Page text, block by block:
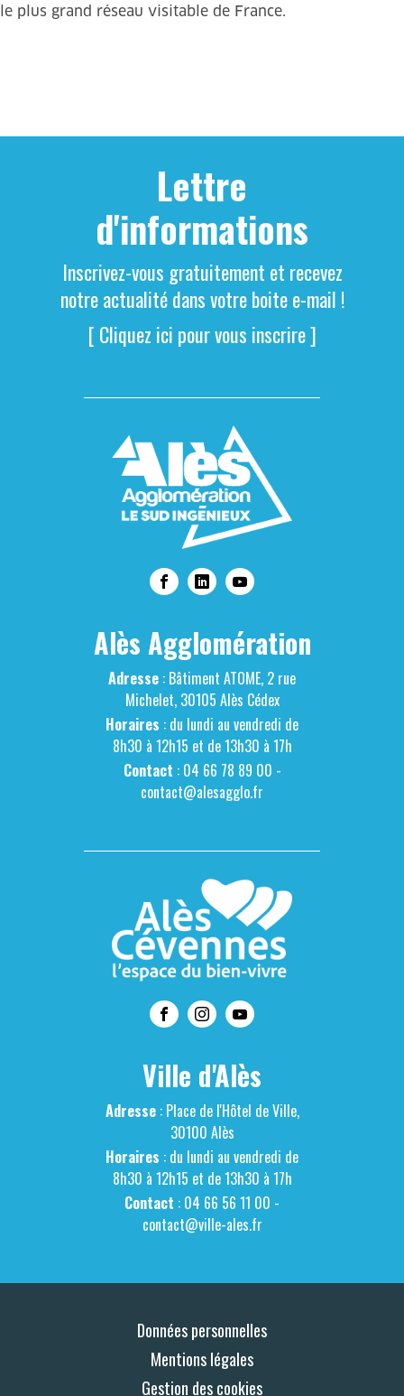
le plus grand réseau visitable de France.
Lettre
d'informations
Inscrivez-vous gratuitement et recevez
notre actualité dans votre boite e-mail !
[ Cliquez ici pour vous inscrire ]
Alès Agglomération
Adresse : Bâtiment ATOME, 2 rue
Michelet, 30105 Alès Cédex
Horaires : du lundi au vendredi de
8h30 à 12h15 et de 13h30 à 17h
Contact : 04 66 78 89 00 -
contact@alesagglo.fr
Ville d'Alès
Adresse: Place de l'Hôtel de Ville,
30100 Alès
Horaires : du lundi au vendredi de
8h30 à 12h15 et de 13h30 à 17h
Contact : 04 66 56 11 00 -
contact@ville-ales.fr
Données personnelles
Mentions légales
Gestion des cookies